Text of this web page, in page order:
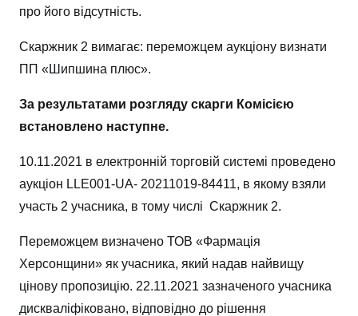
про його відсутність.
Скаржник 2 вимагає: переможцем аукціону визнати
ПП «Шипшина плюс».
За результатами розгляду скарги Комісією
встановлено наступне.
10.11.2021 в електронній торговій системі проведено
аукціон LLE001-UA- 20211019-84411, в якому взяли
участь 2 учасника, в тому числі Скаржник 2.
Переможцем визначено ТОВ «Фармація
Херсонщини» як учасника, який надав найвищу
цінову пропозицію. 22.11.2021 зазначеного учасника
дискваліфіковано, відповідно до рішення